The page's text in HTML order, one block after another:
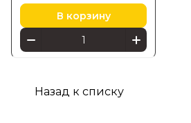
В корзину
Назад к списку